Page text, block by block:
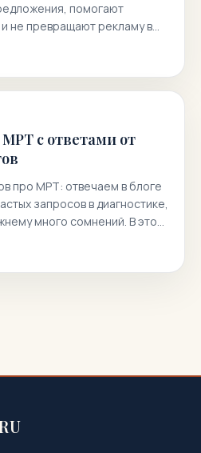
помогают
не превращают рекламу в
МРТ с ответами от
про МРТ: отвечаем в блоге
запросов в диагностике,
много сомнений. В этой
точные и полезные
подготовиться к